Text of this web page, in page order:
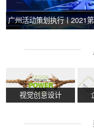
广州活动策划执行丨2021
视觉创意设计